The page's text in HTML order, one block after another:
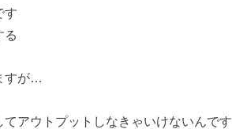
す
る
すが…
アウトプットしなきゃいけないんです